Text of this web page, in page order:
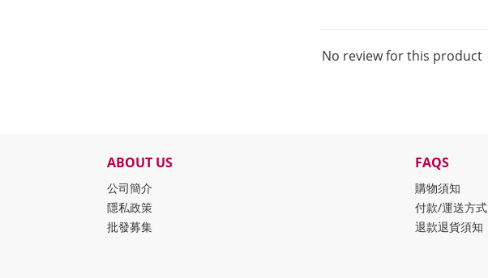
No review for this product
ABOUT US
公司簡介
隱私政策
批發募集
FAQS
購物須知
付款/運送方式
退款退貨須知